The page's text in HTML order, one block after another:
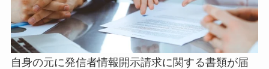
自身の元に発信者情報開示請求に関する書類が届